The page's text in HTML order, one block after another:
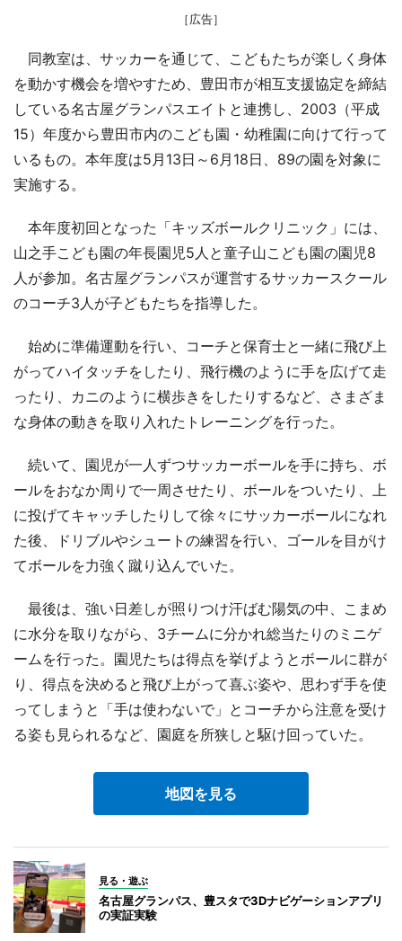
［広告］
同教室は、サッカーを通じて、こどもたちが楽しく身体
を動かす機会を増やすため、豊田市が相互支援協定を締結
している名古屋グランパスエイトと連携し、2003（平成
15）年度から豊田市内のこども園・幼稚園に向けて行って
いるもの。本年度は5月13日～6月18日、89の園を対象に
実施する。
本年度初回となった「キッズボールクリニック」には、
山之手こども園の年長園児5人と童子山こども園の園児8
人が参加。名古屋グランパスが運営するサッカースクール
のコーチ3人が子どもたちを指導した。
始めに準備運動を行い、コーチと保育士と一緒に飛び上
がってハイタッチをしたり、飛行機のように手を広げて走
ったり、カニのように横歩きをしたりするなど、さまざま
な身体の動きを取り入れたトレーニングを行った。
続いて、園児が一人ずつサッカーボールを手に持ち、ボ
ールをおなか周りで一周させたり、ボールをついたり、上
に投げてキャッチしたりして徐々にサッカーボールになれ
た後、ドリブルやシュートの練習を行い、ゴールを目がけ
てボールを力強く蹴り込んでいた。
最後は、強い日差しが照りつけ汗ばむ陽気の中、こまめ
に水分を取りながら、3チームに分かれ総当たりのミニゲ
ームを行った。園児たちは得点を挙げようとボールに群が
り、得点を決めると飛び上がって喜ぶ姿や、思わず手を使
ってしまうと「手は使わないで」とコーチから注意を受け
る姿も見られるなど、園庭を所狭しと駆け回っていた。
地図を見る
見る・遊ぶ
名古屋グランパス、豊スタで3Dナビゲーションアプリ
の実証実験